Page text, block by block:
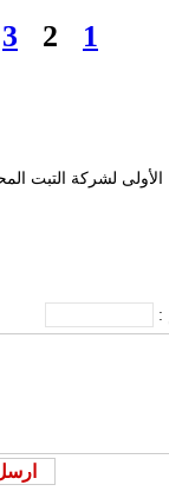
1
2
3
الأولى لشركة التبت
: